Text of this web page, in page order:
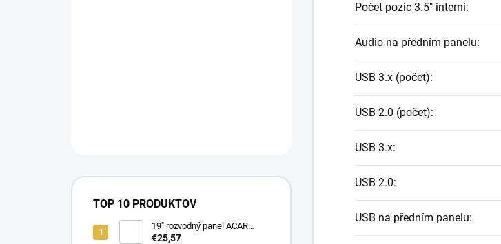
TOP 10 PRODUKTOV
19" rozvodný panel ACAR
8x230V, vypínač, indikátor
€25,57
Počet pozic 3.5" interní:
Audio na předním panelu:
USB 3.x (počet):
USB 2.0 (počet):
USB 3.x:
USB 2.0:
USB na předním panelu: